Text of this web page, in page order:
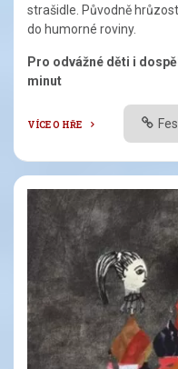
strašidle. Původně
do humorné roviny.
Pro odvážné děti i
minut
VÍCE O HŘE